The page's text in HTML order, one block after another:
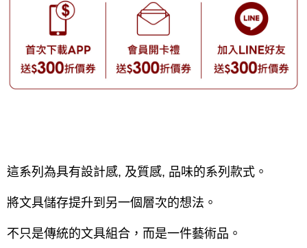
這系列為具有設計感, 及質感, 品味的系列款式。
將文具儲存提升到另一個層次的想法。
不只是傳統的文具組合，而是一件藝術品。